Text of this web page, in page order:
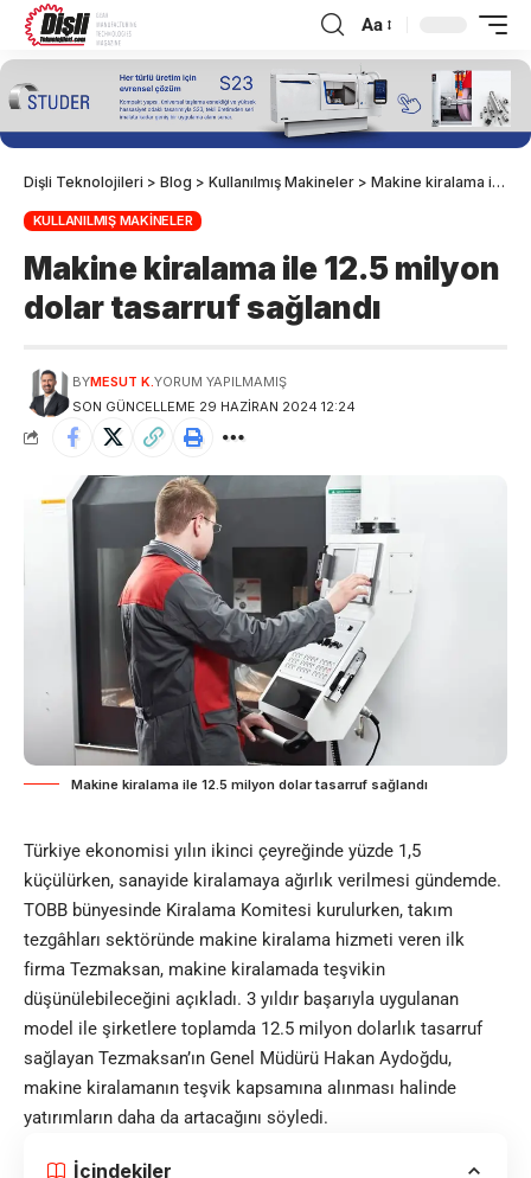
Aa
Dişli Teknolojileri > Blog > Kullanılmış Makineler > Makine kiralama ile 12.5 milyon dolar tasarruf sağlandı
KULLANILMIŞ MAKINELER
Makine kiralama ile 12.5 milyon
dolar tasarruf sağlandı
SON GÜNCELLEME 29 HAZIRAN 2024 12:24
BYMESUT K.YORUM YAPILMAMIŞ
Makine kiralama ile 12.5 milyon dolar tasarruf sağlandı
Türkiye ekonomisi yılın ikinci çeyreğinde yüzde 1,5
küçülürken, sanayide kiralamaya ağırlık verilmesi gündemde.
TOBB bünyesinde Kiralama Komitesi kurulurken, takım
tezgâhları sektöründe makine kiralama hizmeti veren ilk
firma Tezmaksan, makine kiralamada teşvikin
düşünülebileceğini açıkladı. 3 yıldır başarıyla uygulanan
model ile şirketlere toplamda 12.5 milyon dolarlık tasarruf
sağlayan Tezmaksan’ın Genel Müdürü Hakan Aydoğdu,
makine kiralamanın teşvik kapsamına alınması halinde
yatırımların daha da artacağını söyledi.
İçindekiler